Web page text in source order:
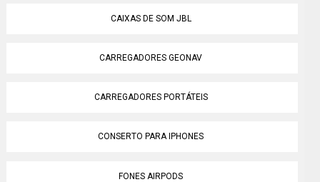
CAIXAS DE SOM JBL
CARREGADORES GEONAV
CARREGADORES PORTÁTEIS
CONSERTO PARA IPHONES
FONES AIRPODS